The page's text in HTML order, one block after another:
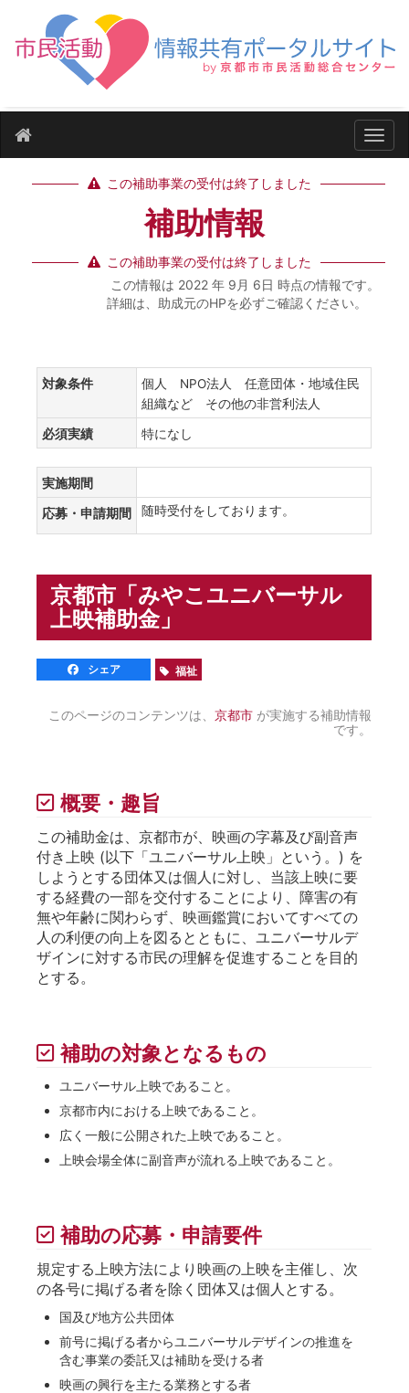
ナビ
この補助事業の受付は終了しました
補助情報
この補助事業の受付は終了しました
この情報は 2022 年 9月 6日 時点の情報です。
詳細は、助成元のHPを必ずご確認ください。
対象条件
個人 NPO法人 任意団体・地域住民
組織など その他の非営利法人
必須実績 特になし
実施期間
応募・申請期間 随時受付をしております。
京都市「みやこユニバーサル
上映補助金」
シェア 福祉
このページのコンテンツは、京都市 が実施する補助情報
です。
概要・趣旨
この補助金は、京都市が、映画の字幕及び副音声
付き上映 (以下「ユニバーサル上映」という。) を
しようとする団体又は個人に対し、当該上映に要
する経費の一部を交付することにより、障害の有
無や年齢に関わらず、映画鑑賞においてすべての
人の利便の向上を図るとともに、ユニバーサルデ
ザインに対する市民の理解を促進することを目的
とする。
補助の対象となるもの
ユニバーサル上映であること。
京都市内における上映であること。
広く一般に公開された上映であること。
上映会場全体に副音声が流れる上映であること。
補助の応募・申請要件
規定する上映方法により映画の上映を主催し、次
の各号に掲げる者を除く団体又は個人とする。
国及び地方公共団体
前号に掲げる者からユニバーサルデザインの推進を
含む事業の委託又は補助を受ける者
映画の興行を主たる業務とする者